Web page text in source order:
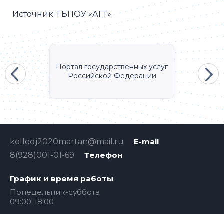
Источник: ГБПОУ «АГТ»
Портал государственных услуг
Российской Федерации
E-mail
kolledj2020martan@mail.ru
Телефон
8(928)001-01-69
График и время работы
Понедельник-суббота
09:00-18:00